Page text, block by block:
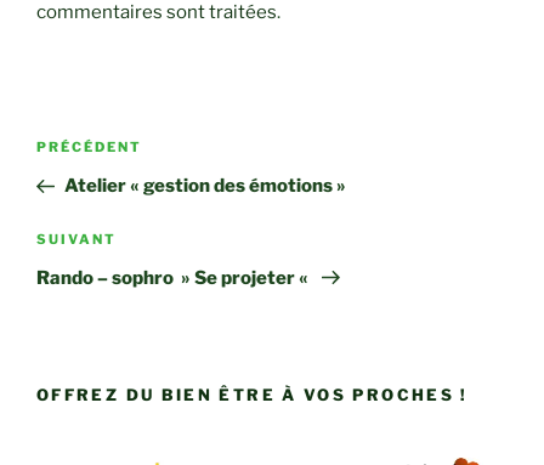
commentaires sont traitées.
Navigation
l’article
Article
précédent
PRÉCÉDENT
Atelier « gestion des émotions »
Article
suivant
SUIVANT
Rando – sophro » Se projeter «
OFFREZ DU BIEN ÊTRE À VOS PROCHES !